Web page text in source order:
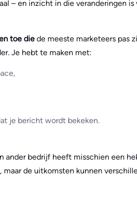
– en inzicht in die veranderingen is
toe die de meeste marketeers pas
Je hebt te maken met:
je bericht wordt bekeken.
bedrijf heeft misschien een
de uitkomsten kunnen